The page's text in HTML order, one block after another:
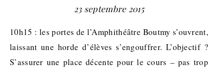
23 septembre 2015
10h15 : les portes de l’Amphithéâtre Boutmy s’ouvrent,
laissant une horde d’élèves s’engouffrer. L’objectif ?
S’assurer une place décente pour le cours – pas trop